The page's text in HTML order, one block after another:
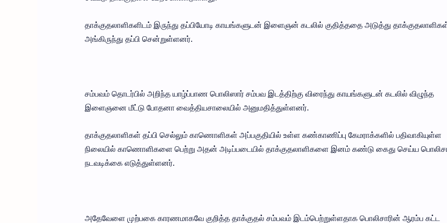
தாக்குதலாளிகளிடம் இருந்து தப்பியோடி காயங்களுடன் இளைஞன் கடலில் குதித்ததை அடுத்து
அங்கிருந்து தப்பி சென்றுள்ளனர்.
சம்பவம் தொடர்பில் அறிந்த யாழ்ப்பாண பொலிஸார் சம்பவ இடத்திற்கு விரைந்து காயங்களுடன் கடலில் விழுந்த
இளைஞனை மீட்டு போதனா வைத்தியசாலையில் அனுமதித்துள்ளனர்.
தாக்குதலாளிகள் தப்பி செல்லும் காணொளிகள் அப்பகுதியில் உள்ள கண்காணிப்பு கேமராக்களில் பதிவாகியுள்ள
நிலையில் காணொளிகளை பெற்று அதன் அடிப்படையில் தாக்குதலாளிகளை இனம் கண்டு கைது செய்ய
நடவடிக்கை எடுத்துள்ளனர்.
அதேவேளை முற்பகை காரணமாகவே குறித்த தாக்குதல் சம்பவம் இடம்பெற்றுள்ளதாக பொலிசாரின் ஆரம்ப கட்ட